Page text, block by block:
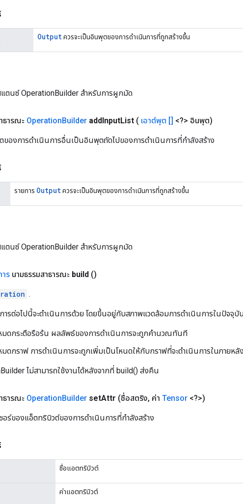
Outputควรจะเป็นอินพุตของการดำเนินการที่ถูกสร้างขึ้น
ตนซ์ OperationBuilder สำหรับการผูกมัด
ธารณะ OperationBuilder addInputList ( เอาต์พุต [] <?> อินพุต)
ของการดำเนินการอื่นเป็นอินพุตถัดไปของการดำเนินการที่กำลังสร้าง
รายการ Outputควรจะเป็นอินพุตของการดำเนินการที่ถูกสร้างขึ้น
ตนซ์ OperationBuilder สำหรับการผูกมัด
าร นามธรรมสาธารณะ build ()
.
ารต่อไปนี้จะดำเนินการด้วย โดยขึ้นอยู่กับสภาพแวดล้อมการดำเนินการในปัจจุบั
มดกระตือรือร้น ผลลัพธ์ของการดำเนินการจะถูกคำนวณทันที
มดกราฟ การดำเนินการจะถูกเพิ่มเป็นโหนดให้กับกราฟที่จะดำเนินการในภายหลั
ไม่สามารถใช้งานได้หลังจากที่ build() ส่งคืน
ธารณะ OperationBuilder setAttr (ชื่อสตริง, ค่า Tensor <?>)
อร์ของแอ็ตทริบิวต์ของการดำเนินการที่กำลังสร้าง
ชื่อแอตทริบิวต์
ค่าแอตทริบิวต์